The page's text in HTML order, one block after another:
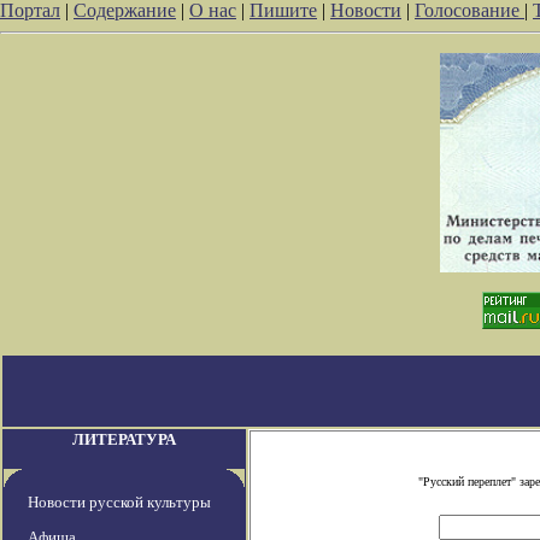
Портал | Содержание | О нас | Пишите | Новости | Голосование |
ЛИТЕРАТУРА
Новости русской культуры
"Русский переплет"